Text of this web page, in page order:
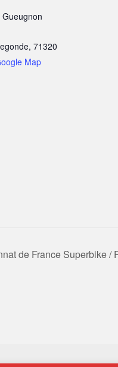
, 71320
Map
de France Superbike /